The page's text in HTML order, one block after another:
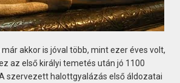
akkor is jóval több, mint ezer éves volt,
az első királyi temetés után jó 1100
szervezett halottgyalázás első áldozatai